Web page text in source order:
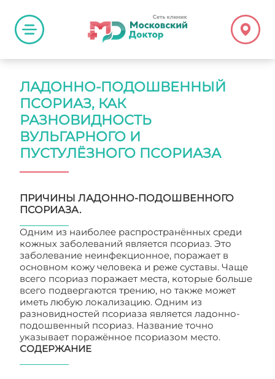
ЛАДОННО-ПОДОШВЕННЫЙ
ПСОРИАЗ, КАК
РАЗНОВИДНОСТЬ
ВУЛЬГАРНОГО И
ПУСТУЛЁЗНОГО ПСОРИАЗА
ПРИЧИНЫ ЛАДОННО-ПОДОШВЕННОГО
ПСОРИАЗА.
Одним из наиболее распространённых среди
кожных заболеваний является псориаз. Это
заболевание неинфекционное, поражает в
основном кожу человека и реже суставы. Чаще
всего псориаз поражает места, которые больше
всего подвергаются трению, но также может
иметь любую локализацию. Одним из
разновидностей псориаза является ладонно-
подошвенный псориаз. Название точно
указывает поражённое псориазом место.
СОДЕРЖАНИЕ